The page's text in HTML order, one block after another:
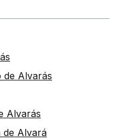
de Alvarás
Alvarás
de Alvará